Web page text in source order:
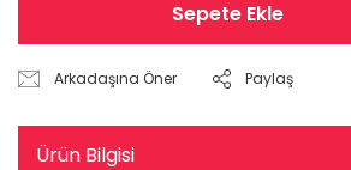
Sepete Ekle
Arkadaşına Öner Paylaş
Ürün Bilgisi